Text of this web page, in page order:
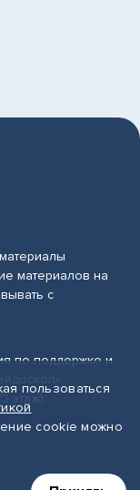
материалов на
с
по поддержке и
этаж)
пользоваться
cookie можно